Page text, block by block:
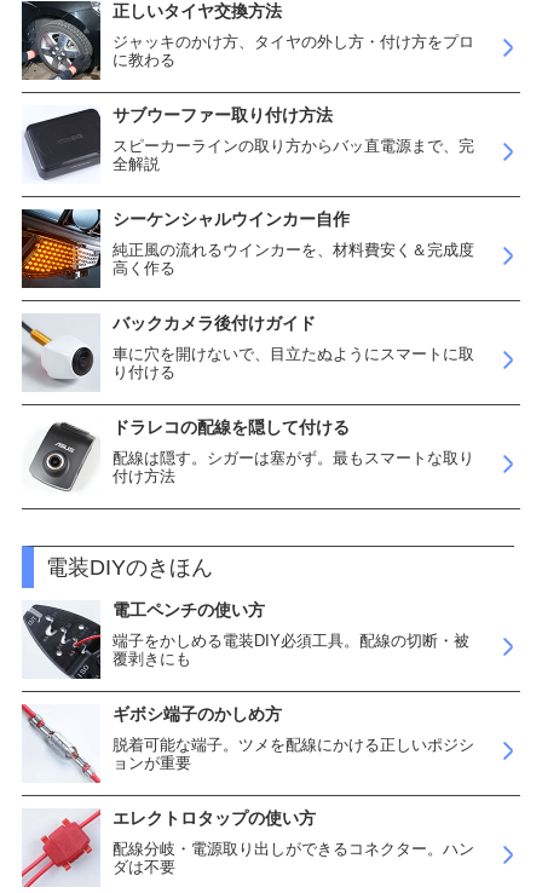
正しいタイヤ交換方法
ジャッキのかけ方、タイヤの外し方・付け方をプロ
に教わる
サブウーファー取り付け方法
スピーカーラインの取り方からバッ直電源まで、完
全解説
シーケンシャルウインカー自作
純正風の流れるウインカーを、材料費安く＆完成度
高く作る
バックカメラ後付けガイド
車に穴を開けないで、目立たぬようにスマートに取
り付ける
ドラレコの配線を隠して付ける
配線は隠す。シガーは塞がず。最もスマートな取り
付け方法
電装DIYのきほん
電工ペンチの使い方
端子をかしめる電装DIY必須工具。配線の切断・被
覆剥きにも
ギボシ端子のかしめ方
脱着可能な端子。ツメを配線にかける正しいポジシ
ョンが重要
エレクトロタップの使い方
配線分岐・電源取り出しができるコネクター。ハン
ダは不要